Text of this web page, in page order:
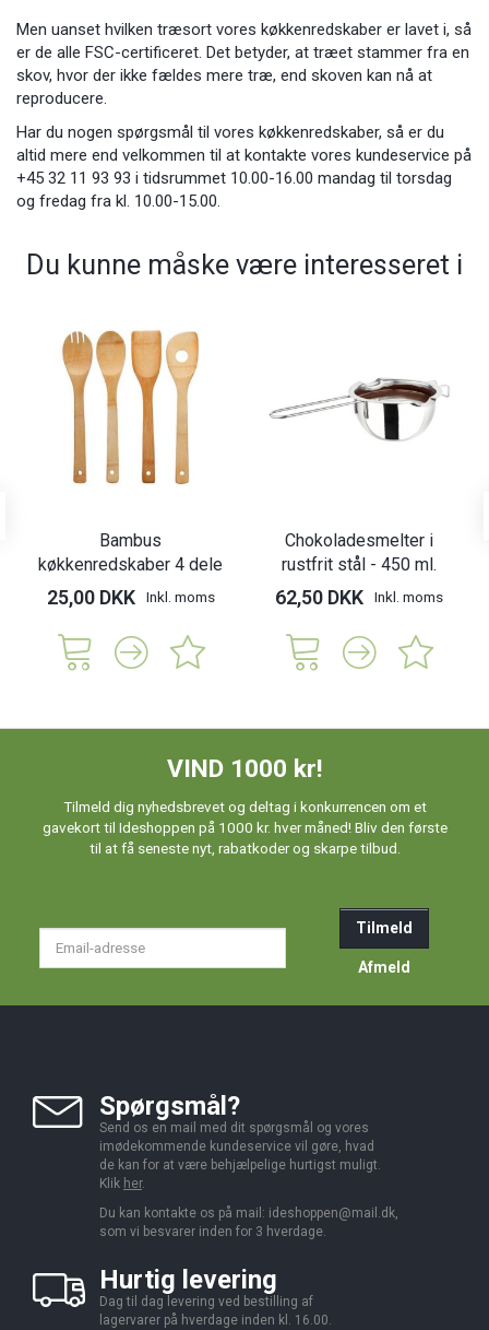
Men uanset hvilken træsort vores køkkenredskaber er lavet i, så
er de alle FSC-certificeret. Det betyder, at træet stammer fra en
skov, hvor der ikke fældes mere træ, end skoven kan nå at
reproducere.
Har du nogen spørgsmål til vores køkkenredskaber, så er du
altid mere end velkommen til at kontakte vores kundeservice på
+45 32 11 93 93 i tidsrummet 10.00-16.00 mandag til torsdag
og fredag fra kl. 10.00-15.00.
Du kunne måske være interesseret i
Bambus
køkkenredskaber 4 dele
25,00 DKK Inkl. moms
Chokoladesmelter i
rustfrit stål - 450 ml.
62,50 DKK Inkl. moms
VIND 1000 kr!
Tilmeld dig nyhedsbrevet og deltag i konkurrencen om et
gavekort til Ideshoppen på 1000 kr. hver måned! Bliv den første
til at få seneste nyt, rabatkoder og skarpe tilbud.
Tilmeld
Afmeld
Spørgsmål?
Send os en mail med dit spørgsmål og vores
imødekommende kundeservice vil gøre, hvad
de kan for at være behjælpelige hurtigst muligt.
Klik her.
Du kan kontakte os på mail: ideshoppen@mail.dk,
som vi besvarer inden for 3 hverdage.
Hurtig levering
Dag til dag levering ved bestilling af
lagervarer på hverdage inden kl. 16.00.